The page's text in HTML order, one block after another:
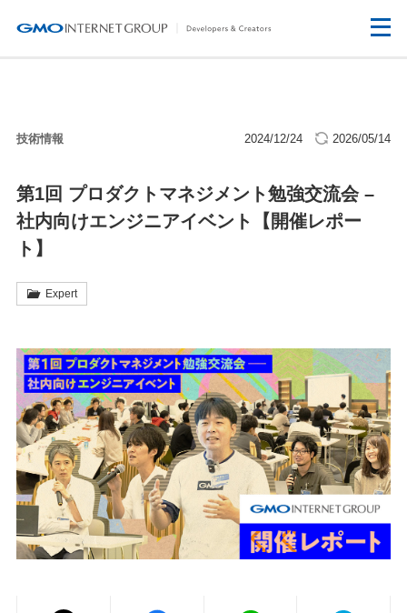
技術情報 2024/12/24 2026/05/14
第1回 プロダクトマネジメント勉強交流会 –
社内向けエンジニアイベント【開催レポー
ト】
Expert